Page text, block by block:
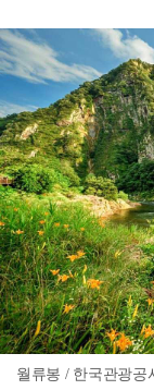
월류봉 / 한국관광공